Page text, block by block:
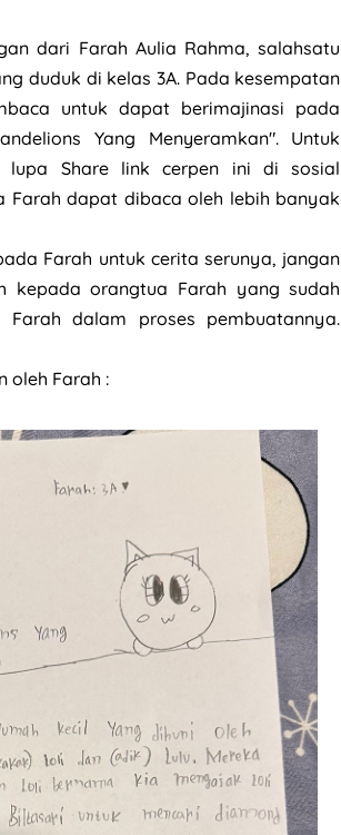
dari Farah Aulia Rahma, salahsatu
duduk di kelas 3A. Pada kesempatan
untuk dapat berimajinasi pada
Yang Menyeramkan". Untuk
lupa Share link cerpen ini di sosial
dapat dibaca oleh lebih banyak
Farah untuk cerita serunya, jangan
kepada orangtua Farah yang sudah
dalam proses pembuatannya.
oleh Farah :